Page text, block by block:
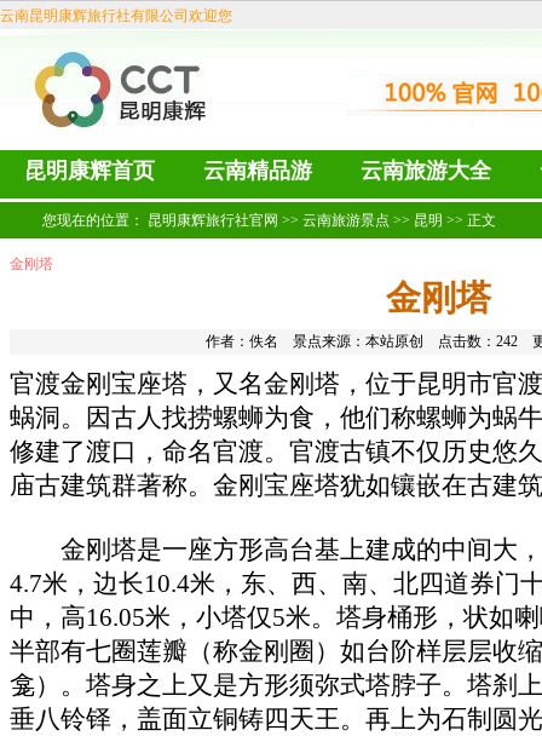
云南昆明康辉旅行社有限公司欢迎您
昆明康辉首页 云南精品游 云南旅游大全
您现在的位置： 昆明康辉旅行社官网 >> 云南旅游景点 >> 昆明 >> 正文
金刚塔
金刚塔
作者：佚名 景点来源：本站原创 点击数： 242
官渡金刚宝座塔，又名金刚塔，位于昆明市官
蜗洞。因古人找捞螺蛳为食，他们称螺蛳为蜗
修建了渡口，命名官渡。 官渡古镇不仅历史悠
庙古建筑群著称。金刚宝座塔犹如镶嵌在古建
金刚塔是一座方形高台基上建成的中间大，
4.7米，边长10.4米，东、西、南、北四道券门
中，高16.05米，小塔仅5米。塔身桶形，状如
半部有七圈莲瓣（称金刚圈）如台阶样层层收
龛）。塔身之上又是方形须弥式塔脖子。塔刹
垂八铃铎，盖面立铜铸四天王。再上为石制圆